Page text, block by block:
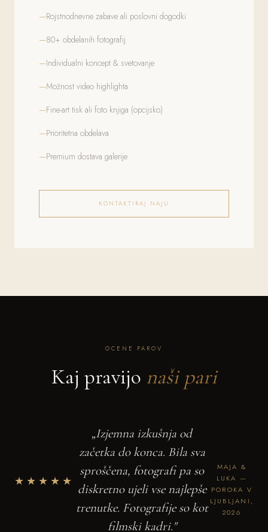
Rojstnodnevne zabave ali poslovni dogodki
80+ obdelanih fotografij
Individualni koncept & svetovanje
Možnost video highlighta
Fine-art tisk ali foto knjiga (opcijsko)
Prioritetna obdelava
Premium dostava galerije
KONTAKTIRAJ NAJU
OCENE PAROV
Kaj pravijo naši pari
★★★★★
„Izjemna izkušnja od
začetka do konca. Bila sva
sproščena, fotografi pa so
diskretno ujeli vse najlepše
trenutke. Fotografije so kot
filmski kadri."
MAJA &
LUKA —
POROKA V
LJUBLJANI,
2026